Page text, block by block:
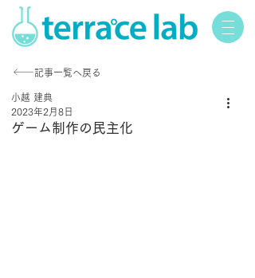
記事一覧へ戻る
ゲーム制作の民主化
小越 建典
2023年2月8日